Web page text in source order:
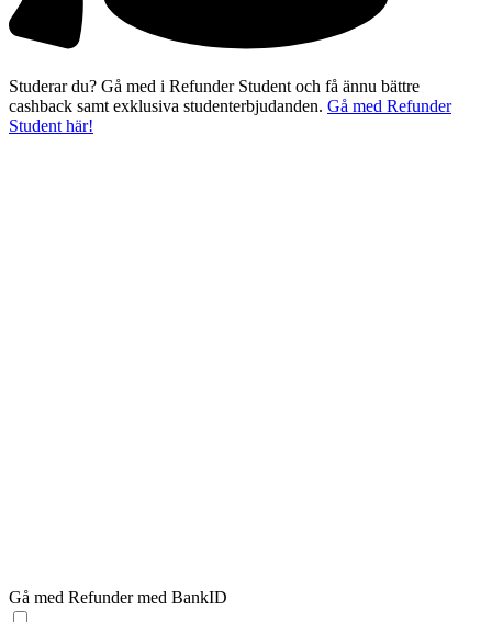
Studerar du? Gå med i Refunder Student och få ännu bättre
cashback samt exklusiva studenterbjudanden. Gå med Refunder
Student här!
Gå med Refunder med BankID